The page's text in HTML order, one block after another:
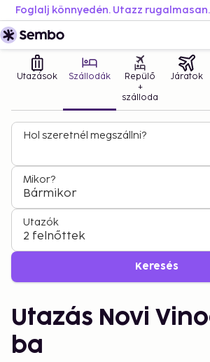
Utazások Szállodák
Repülő
+
szálloda
Járatok
Hol szeretnél megszállni?
Mikor?
Bármikor
Utazók
2 felnőttek
Keresés
Utazás Novi
ba